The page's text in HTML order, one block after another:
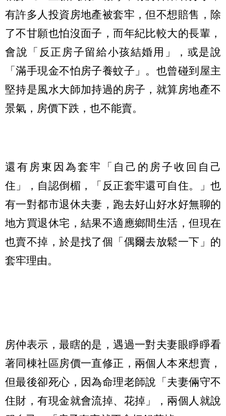
有許多人投資房地產被套牢，但不想賠售，除
了不甘願也怕沒面子，而年紀比較大的長輩，
會說「反正房子留給小孩結婚用」，或是說
「滿手現金不怕房子養蚊子」。也曾碰到屋主
堅持是風水大師加持過的房子，就算房地產不
景氣，房價下跌，也不能賣。
還有房東因為套牢「自己的房子收回自己
住」，自認倒楣，「反正套牢還可自住。」也
有一對都市退休夫妻，跑去好山好水好無聊的
地方買退休宅，結果不適應鄉間生活，但現在
也賣不掉，於是找了個「偶爾去放鬆一下」的
套牢理由。
房仲表示，最瞎的是，遇過一對夫妻眼睜睜看
著同棟社區房價一直修正，兩個人本來想賣，
但最後卻死心，因為命理老師說「夫妻倆守不
住財，有現金就會流掉、花掉」，兩個人就說